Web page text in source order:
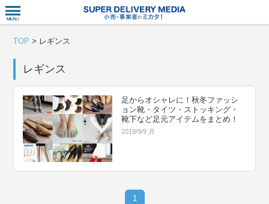
TOP > レギンス
レギンス
足からオシャレに！秋冬ファッシ
ョン靴・タイツ・ストッキング・
靴下など足元アイテムをまとめ！
2019/9/9 月
1